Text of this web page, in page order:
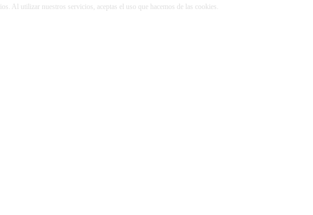
Al utilizar nuestros servicios, aceptas el uso que hacemos de las cookies.